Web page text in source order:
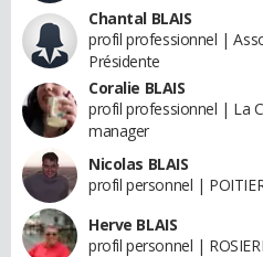
Chantal BLAIS
profil professionnel |
Présidente
Coralie BLAIS
profil professionnel | La
manager
Nicolas BLAIS
profil personnel |
Herve BLAIS
profil personnel |